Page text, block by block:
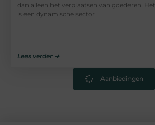
dan alleen het verplaatsen van goederen. Het
is een dynamische sector
Lees verder ➜
Aanbiedingen